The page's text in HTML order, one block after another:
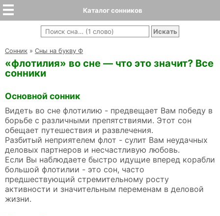
Каталог сонников
Cонник » Сны на букву Ф
«флотилия» во сне — что это значит? Все
сонники
Основной сонник
Видеть во сне флотилию - предвещает Вам победу в
борьбе с различными препятствиями. Этот сон
обещает путешествия и развлечения.
Разбитый неприятелем флот - сулит Вам неудачных
деловых партнеров и несчастливую любовь.
Если Вы наблюдаете быстро идущие вперед корабли
большой флотилии - это сон, часто
предшествующий стремительному росту
активности и значительным переменам в деловой
жизни.